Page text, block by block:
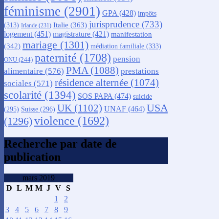
féminisme (2901) GPA (428) impôts
(313) Irlande (231) Italie (363) jurisprudence (733)
logement (451) magistrature (421) manifestation
(342) mariage (1301) médiation familiale (333)
ONU (244) paternité (1708) pension
alimentaire (576) PMA(1088) prestations
sociales (571) résidence alternée (1074)
scolarité (1394) SOS PAPA(474) suicide
(295) Suisse (296) UK (1102) UNAF (464) USA
(1296)violence (1692)
Recherche par date de
publication
mars 2019
D L M M J V S
1
2
3
4 5 6 7 8
9